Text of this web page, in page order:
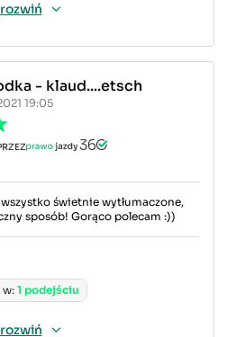
rozwiń
- klaud....etsch
19:05
wszystko świetnie wytłumaczone,
sposób! Gorąco polecam :))
w: 1 podejściu
rozwiń